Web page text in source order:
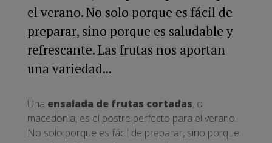
el verano. No solo porque es fácil de
preparar, sino porque es saludable y
refrescante. Las frutas nos aportan
una variedad...
Una ensalada de frutas cortadas, o
macedonia, es el postre perfecto para el verano.
No solo porque es fácil de preparar, sino porque